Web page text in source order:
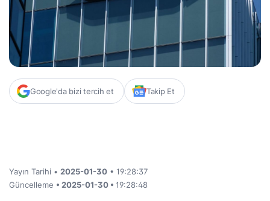
Google'da bizi tercih et Takip Et
Yayın Tarihi • 2025-01-30 • 19:28:37
Güncelleme • 2025-01-30 • 19:28:48